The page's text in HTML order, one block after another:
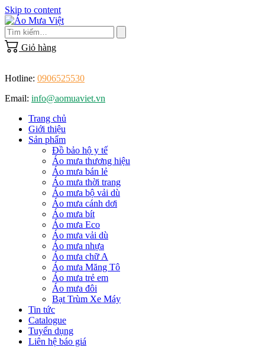
Skip to content
Giỏ hàng
Hotline: 0906525530
Email: info@aomuaviet.vn
Trang chủ
Giới thiệu
Sản phẩm
Đồ bảo hộ y tế
Áo mưa thương hiệu
Áo mưa bán lẻ
Áo mưa thời trang
Áo mưa bộ vải dù
Áo mưa cánh dơi
Áo mưa bít
Áo mưa Eco
Áo mưa vải dù
Áo mưa nhựa
Áo mưa chữ A
Áo mưa Măng Tô
Áo mưa trẻ em
Áo mưa đôi
Bạt Trùm Xe Máy
Tin tức
Catalogue
Tuyển dụng
Liên hệ báo giá